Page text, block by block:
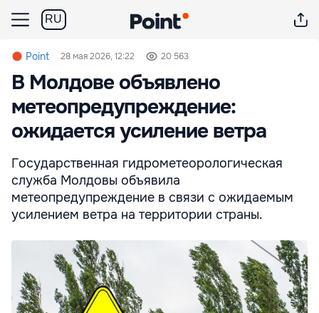
RU
Point 28 мая 2026, 12:22 20 563
В Молдове объявлено
метеопредупреждение:
ожидается усиление ветра
Государственная гидрометеорологическая
служба Молдовы объявила
метеопредупреждение в связи с ожидаемым
усилением ветра на территории страны.